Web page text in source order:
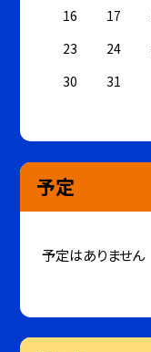
16 17
23
24
30
31
予定
予定はありません